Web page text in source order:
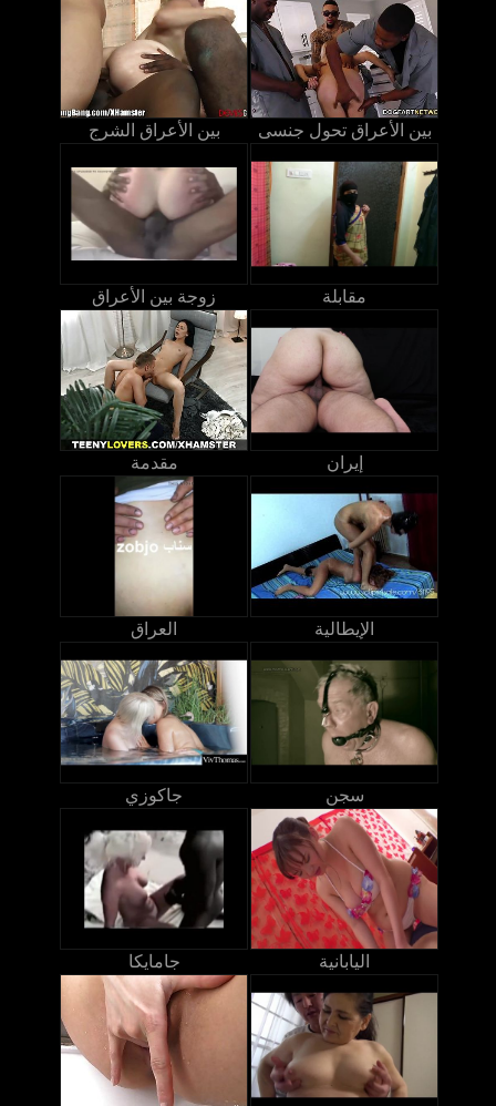
بين الأعراق الشرج بين الأعراق تحول جنسى
زوجة بين الأعراق مقابلة
مقدمة إيران
العراق الإيطالية
جاكوزي سجن
جامايكا اليابانية